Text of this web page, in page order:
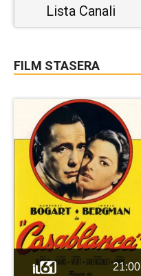
Lista Canali
FILM STASERA
21:00